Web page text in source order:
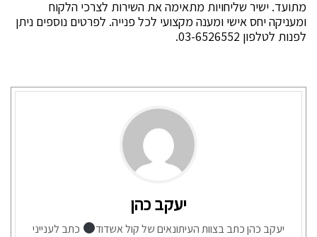
מתועד. ישיר שליחויות מתאימה את השירות לצרכי הלקוח
ומעניקה יחס אישי ומענה מקצועי לכל פנייה. לפרטים נוספים ניתן
לפנות לטלפון 03-6526552.
יעקב כהן
יעקב כהן כתב בצוות העיתונאים של קול אשדוד
כתב לענייני